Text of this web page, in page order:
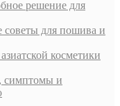
решение для
советы для пошива и
косметики
симптомы и